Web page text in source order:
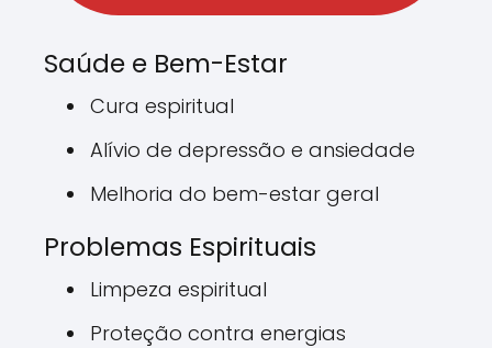
Saúde e Bem-Estar
Cura espiritual
Alívio de depressão e ansiedade
Melhoria do bem-estar geral
Problemas Espirituais
Limpeza espiritual
Proteção contra energias